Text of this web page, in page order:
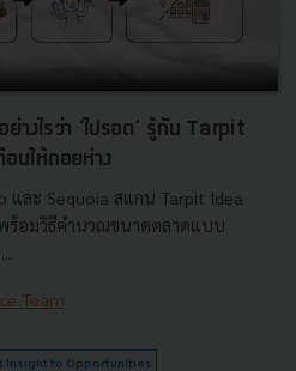
างไรว่า ‘ไปรอด’ รู้ทัน Tarpit
นให้ถอยห่าง
และ Sequoia สแกน Tarpit Idea
อมวิธีคำนวณขนาดตลาดแบบ
Team
Insight to Opportunities